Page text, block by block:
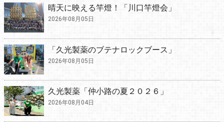
晴天に映える竿燈！「川口竿燈会」
2026年08月05日
「久光製薬のブテナロックブース」
2026年08月05日
久光製薬「仲小路の夏２０２６」
2026年08月04日